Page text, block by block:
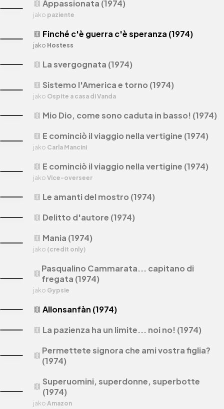
theaters Appassionata (1974)
jako paziente
theaters Finché c'è guerra c'è speranza (1974)
jako Hostess
theaters La svergognata (1974)
theaters Sistemo l'America e torno (1974)
jako Ospite a casa di Vanda
theaters Mio Dio, come sono caduta in basso! (1974)
theaters E cominciò il viaggio nella vertigine (1974)
jako Carla Mancini
theaters E cominciò il viaggio nella vertigine (1974)
jako Vice-overseer
theaters Le amanti del mostro (1974)
theaters Delitto d'autore (1974)
theaters Mania (1974)
jako (credit only)
theaters Pasqualino Cammarata... capitano di
fregata (1974)
jako Gypsie
theaters Allonsanfàn (1974)
theaters La pazienza ha un limite... noi no! (1974)
theaters Permettete signora che ami vostra figlia?
(1974)
theaters Superuomini, superdonne, superbotte
(1974)
jako Amazon